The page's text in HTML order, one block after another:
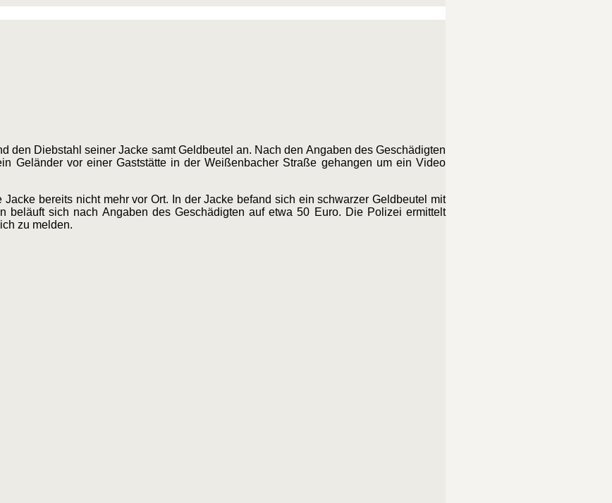
den Diebstahl seiner Jacke samt Geldbeutel an. Nach den Angaben des Geschädigten
Geländer vor einer Gaststätte in der Weißenbacher Straße gehangen um ein Video
bereits nicht mehr vor Ort. In der Jacke befand sich ein schwarzer Geldbeutel mit
beläuft sich nach Angaben des Geschädigten auf etwa 50 Euro. Die Polizei ermittelt
zu melden.